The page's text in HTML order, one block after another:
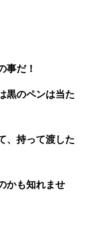
事だ！
黒のペンは当た
、持って渡した
かも知れませ